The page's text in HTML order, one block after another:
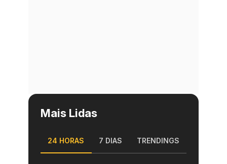
Mais Lidas
24 HORAS 7 DIAS TRENDINGS